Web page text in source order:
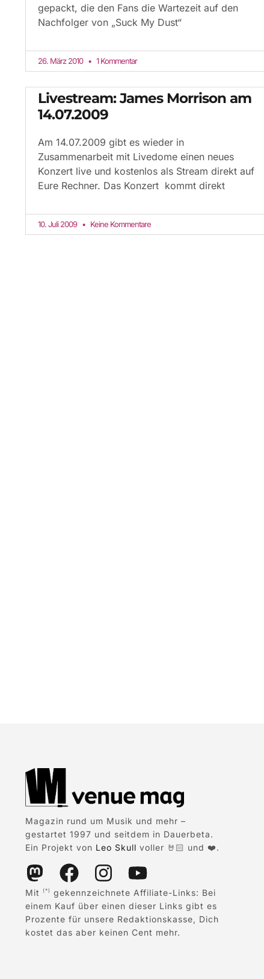
gepackt, die den Fans die Wartezeit auf den
Nachfolger von „Suck My Dust“
26. März 2010 1 Kommentar
Livestream: James Morrison am
14.07.2009
Am 14.07.2009 gibt es wieder in
Zusammenarbeit mit Livedome einen neues
Konzert live und kostenlos als Stream direkt auf
Eure Rechner. Das Konzert kommt direkt
10. Juli 2009 Keine Kommentare
Magazin rund um Musik und mehr –
gestartet 1997 und seitdem in Dauerbeta.
Ein Projekt von Leo Skull voller 🤘🏻 und ❤️.
Mit (*)
gekennzeichnete Affiliate-Links: Bei
einem Kauf über einen dieser Links gibt es
Prozente für unsere Redaktionskasse, Dich
kostet das aber keinen Cent mehr.